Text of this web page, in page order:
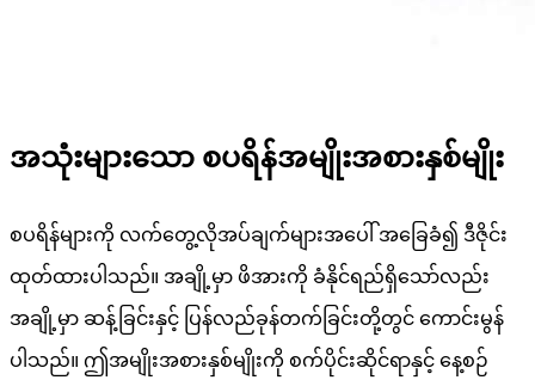
အသုံးများသော စပရိန်အမျိုးအစားနှစ်မျိုး
စပရိန်များကို လက်တွေ့လိုအပ်ချက်များအပေါ် အခြေခံ၍ ဒီဇိုင်း
ထုတ်ထားပါသည်။ အချို့မှာ ဖိအားကို ခံနိုင်ရည်ရှိသော်လည်း
အချို့မှာ ဆန့်ခြင်းနှင့် ပြန်လည်ခုန်တက်ခြင်းတို့တွင် ကောင်းမွန်
ပါသည်။ ဤအမျိုးအစားနှစ်မျိုးကို စက်ပိုင်းဆိုင်ရာနှင့် နေ့စဉ်